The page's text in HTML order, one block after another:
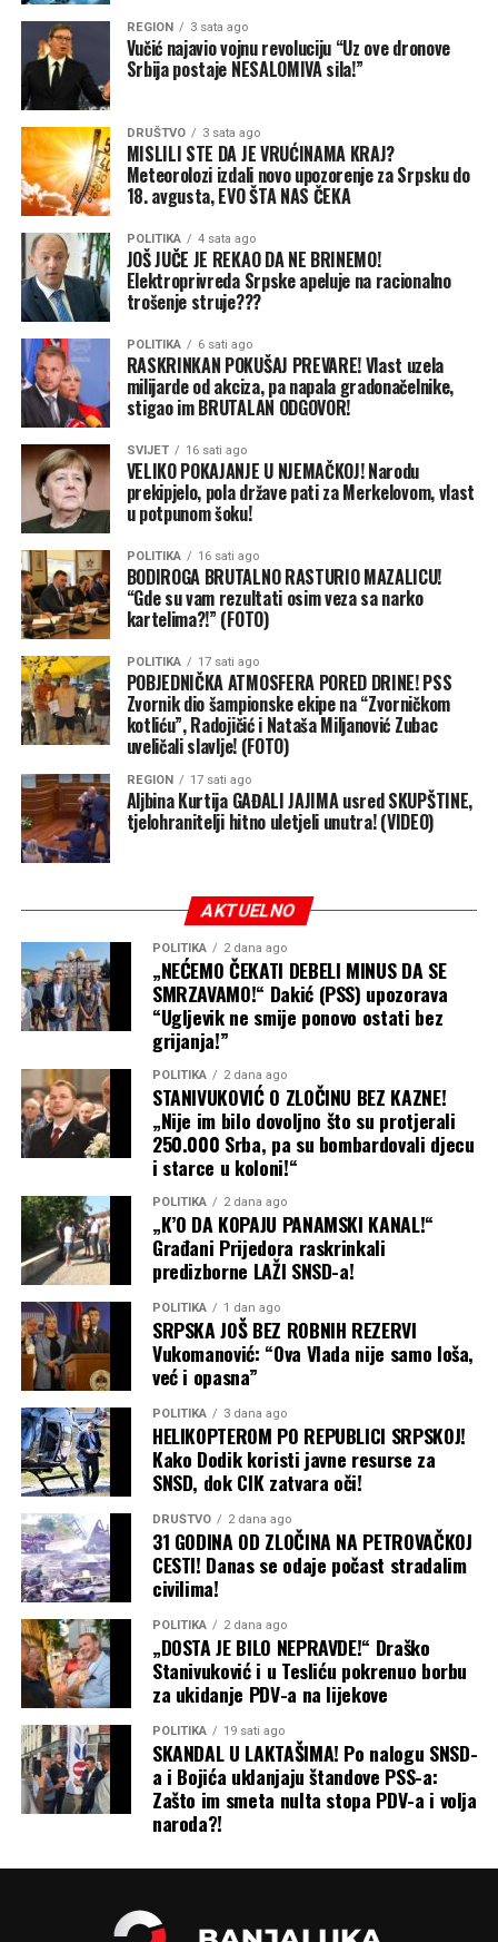
REGION 3 sata ago
Vučić najavio vojnu revoluciju “Uz ove dronove
Srbija postaje NESALOMIVA sila!”
DRUŠTVO 3 sata ago
MISLILI STE DA JE VRUĆINAMA KRAJ?
Meteorolozi izdali novo upozorenje za Srpsku do
18. avgusta, EVO ŠTA NAS ČEKA
POLITIKA 4 sata ago
JOŠ JUČE JE REKAO DA NE BRINEMO!
Elektroprivreda Srpske apeluje na racionalno
trošenje struje???
POLITIKA 6 sati ago
RASKRINKAN POKUŠAJ PREVARE! Vlast uzela
milijarde od akciza, pa napala gradonačelnike,
stigao im BRUTALAN ODGOVOR!
SVIJET 16 sati ago
VELIKO POKAJANJE U NJEMAČKOJ! Narodu
prekipjelo, pola države pati za Merkelovom, vlast
u potpunom šoku!
POLITIKA 16 sati ago
BODIROGA BRUTALNO RASTURIO MAZALICU!
“Gde su vam rezultati osim veza sa narko
kartelima?!” (FOTO)
POLITIKA 17 sati ago
POBJEDNIČKA ATMOSFERA PORED DRINE! PSS
Zvornik dio šampionske ekipe na “Zvorničkom
kotliću”, Radojičić i Nataša Miljanović Zubac
uveličali slavlje! (FOTO)
REGION 17 sati ago
Aljbina Kurtija GAĐALI JAJIMA usred SKUPŠTINE,
tjelohranitelji hitno uletjeli unutra! (VIDEO)
AKTUELNO
POLITIKA 2 dana ago
„NEĆEMO ČEKATI DEBELI MINUS DA SE
SMRZAVAMO!“ Dakić (PSS) upozorava
“Ugljevik ne smije ponovo ostati bez
grijanja!”
POLITIKA 2 dana ago
STANIVUKOVIĆ O ZLOČINU BEZ KAZNE!
„Nije im bilo dovoljno što su protjerali
250.000 Srba, pa su bombardovali djecu
i starce u koloni!“
POLITIKA 2 dana ago
„K’O DA KOPAJU PANAMSKI KANAL!“
Građani Prijedora raskrinkali
predizborne LAŽI SNSD-a!
POLITIKA 1 dan ago
SRPSKA JOŠ BEZ ROBNIH REZERVI
Vukomanović: “Ova Vlada nije samo loša,
već i opasna”
POLITIKA 3 dana ago
HELIKOPTEROM PO REPUBLICI SRPSKOJ!
Kako Dodik koristi javne resurse za
SNSD, dok CIK zatvara oči!
DRUŠTVO 2 dana ago
31 GODINA OD ZLOČINA NA PETROVAČKOJ
CESTI! Danas se odaje počast stradalim
civilima!
POLITIKA 2 dana ago
„DOSTA JE BILO NEPRAVDE!“ Draško
Stanivuković i u Tesliću pokrenuo borbu
za ukidanje PDV-a na lijekove
POLITIKA 19 sati ago
SKANDAL U LAKTAŠIMA! Po nalogu SNSD-
a i Bojića uklanjaju štandove PSS-a:
Zašto im smeta nulta stopa PDV-a i volja
naroda?!